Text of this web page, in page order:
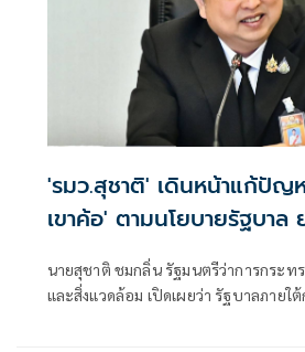
'รมว.สุชาติ' เดินหน้าแก้ปัญ
เขาค้อ' ตามนโยบายรัฐบา
ท่องเที่ยวคาร์บอนต่ำ สร้างร
รักษาสิ่งแวดล้อม
นายสุชาติ ชมกลิ่น รัฐมนตรีว่าการกระท
และสิ่งแวดล้อม เปิดเผยว่า รัฐบาลภาย